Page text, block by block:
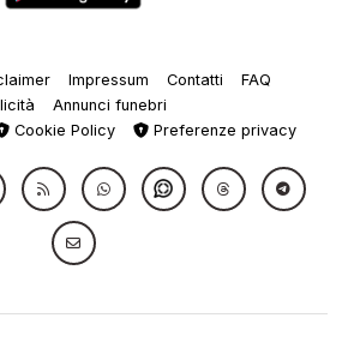
Impressum Contatti
FAQ
Annunci funebri
Cookie Policy Preferenze privacy